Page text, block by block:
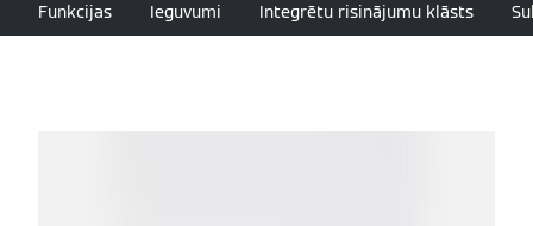
Funkcijas Ieguvumi Integrētu risinājumu klāsts